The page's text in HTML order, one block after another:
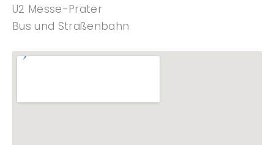
U2 Messe-Prater
Bus und Straßenbahn